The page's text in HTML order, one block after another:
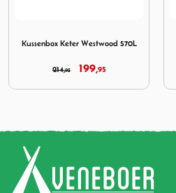
Kussenbox Keter Westwood 570L
214,95 199,95